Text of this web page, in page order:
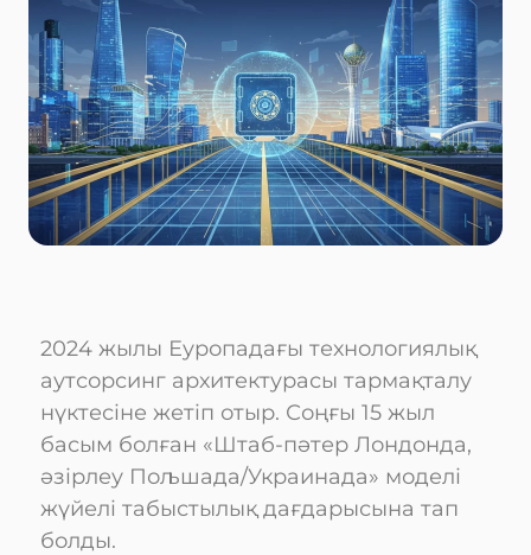
2024 жылы Еуропадағы технологиялық
аутсорсинг архитектурасы тармақталу
нүктесіне жетіп отыр. Соңғы 15 жыл
басым болған «Штаб-пәтер Лондонда,
әзірлеу Пољшада/Украинада» моделі
жүйелі табыстылық дағдарысына тап
болды.